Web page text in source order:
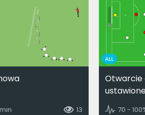
13
ALL
Otwarcie
70 -